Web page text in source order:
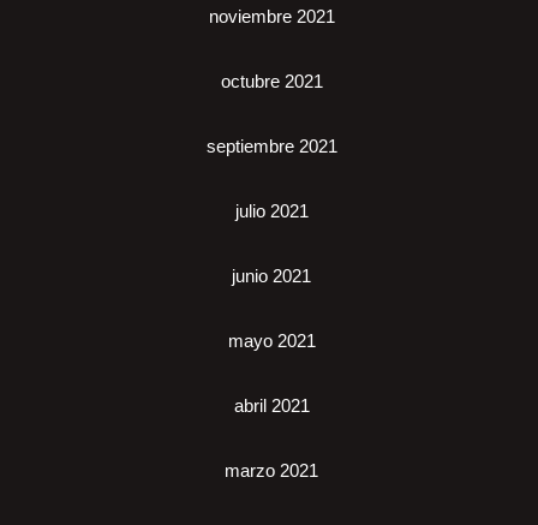
noviembre 2021
octubre 2021
septiembre 2021
julio 2021
junio 2021
mayo 2021
abril 2021
marzo 2021